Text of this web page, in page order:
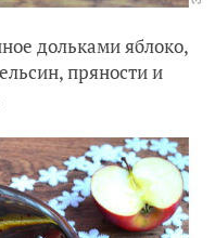
дольками яблоко,
пряности и